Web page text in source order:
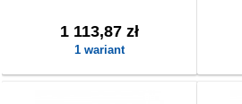
1 113,87 zł
1 wariant